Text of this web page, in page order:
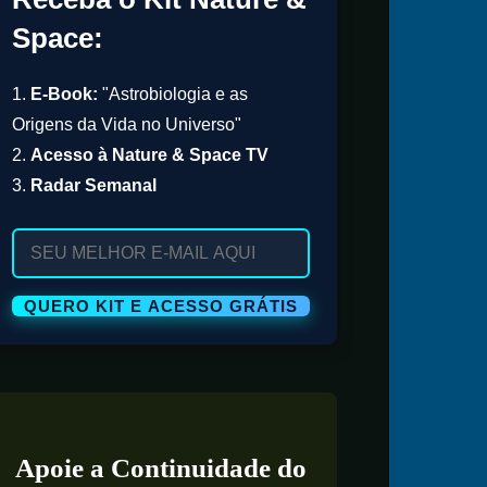
Space:
1. E-Book: "Astrobiologia e as
Origens da Vida no Universo"
2. Acesso à Nature & Space TV
3. Radar Semanal
Apoie a Continuidade do